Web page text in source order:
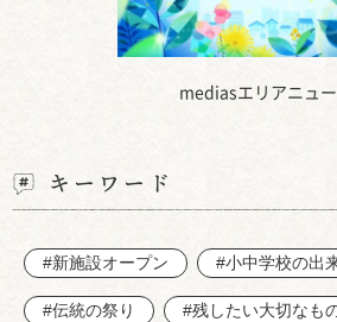
mediasエリアニュ
キーワード
#新施設オープン #小中学校の出
#伝統の祭り #残したい大切なも